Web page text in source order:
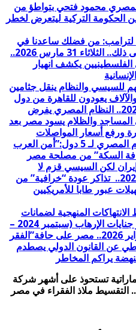
محمود فتحي بتواطؤ من
الحكومة التركية ليتعرض لخطر
لترامب: من فضلك ساعدنا في
إيقاف الحرب وأنت قادر على ذلك.. الثلاثاء 31 مارس 2026..
يكشف انهيار
للسيسي والنظام ينقل جثامين
يعودون للقاهرة من دول
الخليج.. الاثنين 30 مارس 2026.. النظام المصري يفرض
والظلام يسود مصر بعد
ورفع أسعار المواصلات
أضغاث أحلام خارجية النظام المصري لـ 5 دول:”أمن العرب
السكة” من مصلحة مصر
لكن السيسي قزم لا
يستطيع.. الاثنين 9 مارس 2026.. تذاكر عودة “خرافية” من
عبور طابا للأمريكيين
المنهجية لضمانات
المحاكمة العادلة أمام دوائر جنايات الإرهاب (سبتمبر 2024 –
يناير 2026).. الثلاثاء 17 فبراير 2026.. مصر على حافة”الفقر
عن القانون الدولي يصطدم
يراكم المخاطر
تستحوذ على أشهر شركة
الأحد 3 سبتمبر 2023م.. التقسيط ملاذ الفقراء في مصر